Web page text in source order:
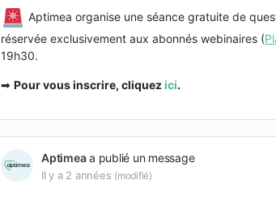
Aptimea organise une séance gratuite de
réservée exclusivement aux abonnés webinaires (
19h30.
➡ Pour vous inscrire, cliquezici.
Aptimeaa publié un message
Il y a 2 années (modifié)